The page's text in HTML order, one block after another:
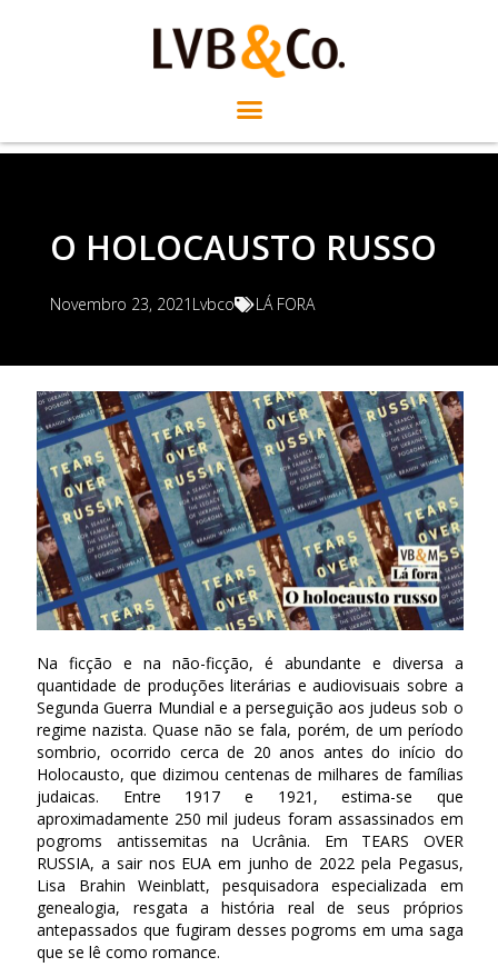
O HOLOCAUSTO RUSSO
Novembro 23, 2021 Lvbco LÁ FORA
Na ficção e na não-ficção, é abundante e diversa a
quantidade de produções literárias e audiovisuais sobre a
Segunda Guerra Mundial e a perseguição aos judeus sob o
regime nazista. Quase não se fala, porém, de um período
sombrio, ocorrido cerca de 20 anos antes do início do
Holocausto, que dizimou centenas de milhares de famílias
judaicas. Entre 1917 e 1921, estima-se que
aproximadamente 250 mil judeus foram assassinados em
pogroms antissemitas na Ucrânia. Em TEARS OVER
RUSSIA, a sair nos EUA em junho de 2022 pela Pegasus,
Lisa Brahin Weinblatt, pesquisadora especializada em
genealogia, resgata a história real de seus próprios
antepassados que fugiram desses pogroms em uma saga
que se lê como romance.